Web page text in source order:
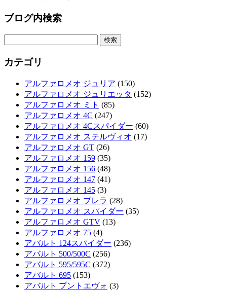
ブログ内検索
カテゴリ
アルファロメオ ジュリア (150)
アルファロメオ ジュリエッタ (152)
アルファロメオ ミト (85)
アルファロメオ 4C (247)
アルファロメオ 4Cスパイダー (60)
アルファロメオ ステルヴィオ (17)
アルファロメオ GT (26)
アルファロメオ 159 (35)
アルファロメオ 156 (48)
アルファロメオ 147 (41)
アルファロメオ 145 (3)
アルファロメオ ブレラ (28)
アルファロメオ スパイダー (35)
アルファロメオ GTV (13)
アルファロメオ 75 (4)
アバルト 124スパイダー (236)
アバルト 500/500C (256)
アバルト 595/595C (372)
アバルト 695 (153)
アバルト プントエヴォ (3)